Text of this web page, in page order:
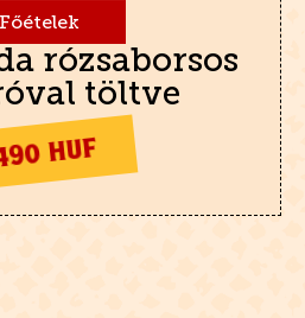
Főételek
rózsaborsos
töltve
HUF